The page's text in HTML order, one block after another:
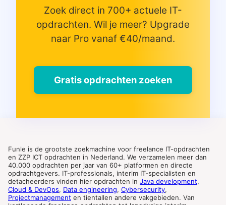
Zoek direct in 700+ actuele IT-
opdrachten. Wil je meer? Upgrade
naar Pro vanaf €40/maand.
Gratis opdrachten zoeken
Funle is de grootste zoekmachine voor freelance IT-opdrachten
en ZZP ICT opdrachten in Nederland. We verzamelen meer dan
40.000 opdrachten per jaar van 60+ platformen en directe
opdrachtgevers. IT-professionals, interim IT-specialisten en
detacheerders vinden hier opdrachten in Java development,
Cloud & DevOps, Data engineering, Cybersecurity,
Projectmanagement en tientallen andere vakgebieden. Van